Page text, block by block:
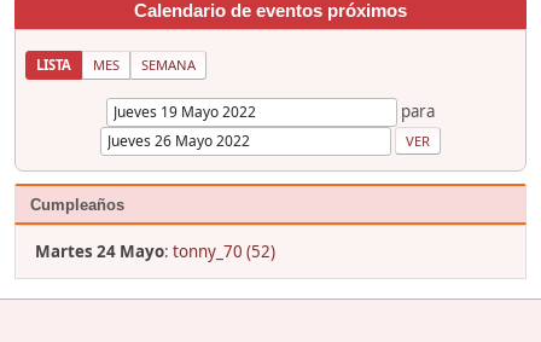
Calendario de eventos próximos
LISTA MES SEMANA
para
Cumpleaños
Martes 24 Mayo: tonny_70 (52)